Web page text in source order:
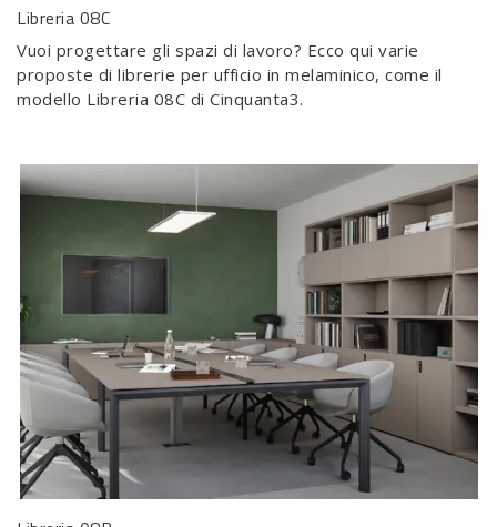
Libreria 08C
Vuoi progettare gli spazi di lavoro? Ecco qui varie
proposte di librerie per ufficio in melaminico, come il
modello Libreria 08C di Cinquanta3.